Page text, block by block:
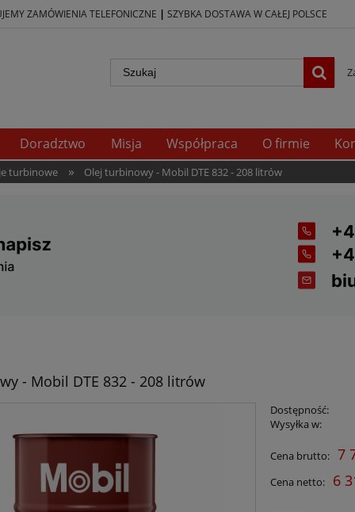
ZAMÓWIENIA TELEFONICZNE | SZYBKA DOSTAWA W CAŁEJ POLSCE
Doradztwo Misja Współpraca O firmie
turbinowe » Olej turbinowy - Mobil DTE 832 - 208 litrów
- Mobil DTE 832 - 208 litrów
Dostępność:
Wysyłka w:
Cena brutto: 7
Cena netto: 6